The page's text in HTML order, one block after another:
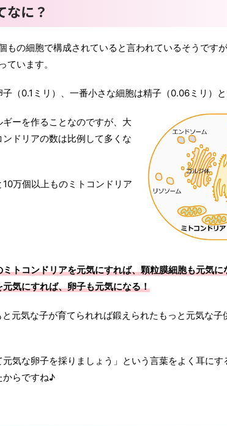
なに？
もの細胞で構成されていると言われているそうです
ています。
（0.1ミリ）、一番小さな細胞は精子（0.06ミリ）と
ーを作ることなのですが、大
ドリアの数は比例して多くな
万個以上ものミトコンドリア
トコンドリアを元気にすれば、顆粒膜細胞も元気に
気にすれば、卵子も元気になる！
元気な子が育てられれば鍛えられたもっと元気な子
気な卵子を採りましょう」という言葉をよく耳にす
からですね♪